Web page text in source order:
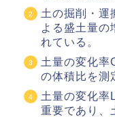
土の掘削・運
よる盛土量の
れている。
土量の変化率
の体積比を測
土量の変化率
重要であり、